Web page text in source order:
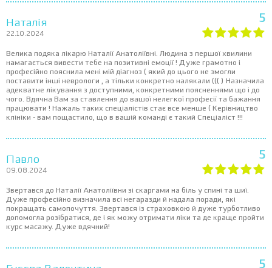
Наталія
22.10.2024
5
Велика подяка лікарю Наталії Анатоліївні. Людина з першої хвилини
намагається вивести тебе на позитивні емоції ! Дуже грамотно і
професійно пояснила мені мій діагноз ( який до цього не змогли
поставити інші неврологи , а тільки конкретно налякали ((( ) Назначила
адекватне лікування з доступними, конкретними поясненнями що і до
чого. Вдячна Вам за ставлення до вашої нелегкої професії та бажання
працювати ! Нажаль таких спеціалістів стає все менше ( Керівництво
клініки - вам пощастило, що в вашій команді є такий Спеціаліст !!!
Павло
09.08.2024
5
Звертався до Наталії Анатоліївни зі скаргами на біль у спині та шиї.
Дуже професійно визначила всі негаразди й надала поради, які
покращать самопочуття. Звертався із страховкою й дуже турботливо
допомогла розібратися, де і як можу отримати ліки та де краще пройти
курс масажу. Дуже вдячний!
5